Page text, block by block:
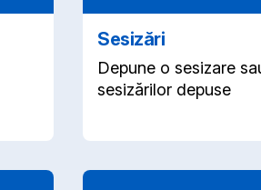
Sesizări
Depune o sesizare
sesizărilor depuse